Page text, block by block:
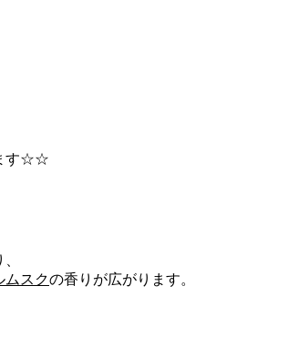
す☆☆
ムスクの香りが広がります。